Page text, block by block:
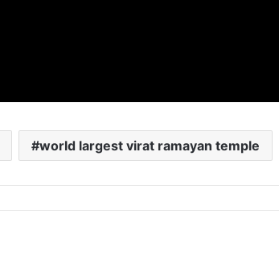
world largest virat ramayan temple